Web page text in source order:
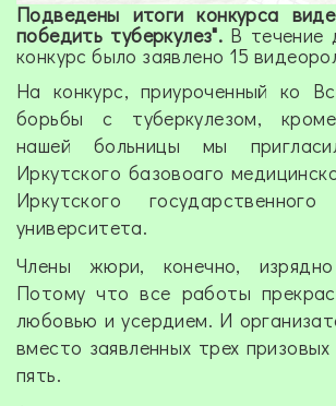
Подведены итоги конкурса
победить туберкулез". В течение
конкурс было заявлено 15
На конкурс, приуроченный ко
борьбы с туберкулезом,
нашей больницы мы
Иркутского базовоаго
Иркутского государственного
университета.
Члены жюри, конечно, изрядно
Потому что все работы
любовью и усердием. И
вместо заявленных трех
пять.